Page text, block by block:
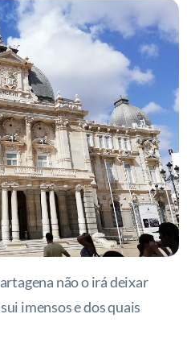
não o irá deixar
imensos e dos quais